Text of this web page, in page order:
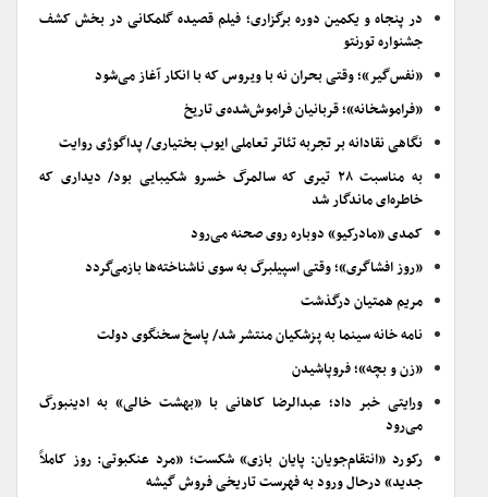
در پنجاه و یکمین دوره برگزاری؛ فیلم قصیده گلمکانی در بخش کشف
جشنواره تورنتو
«نفس‌گیر»؛ وقتی بحران نه با ویروس که با انکار آغاز می‌شود
«فراموشخانه»؛ قربانیان فراموش‌شده‌ی تاریخ
نگاهی نقادانه بر تجربه تئاتر تعاملی ایوب بختیاری/ پداگوژی روایت
به مناسبت ۲۸ تیری که سالمرگ خسرو شکیبایی بود/ دیداری که
خاطره‌ای ماندگار شد
کمدی «مادرکیو» دوباره روی صحنه می‌رود
«روز افشاگری»؛ وقتی اسپیلبرگ به سوی ناشناخته‌ها بازمی‌گردد
مریم همتیان درگذشت
نامه خانه سینما به پزشکیان منتشر شد/ پاسخ سخنگوی دولت
«زن و بچه»؛ فروپاشیدن
ورایتی خبر داد؛ عبدالرضا کاهانی با «بهشت خالی» به ادینبورگ
می‌رود
رکورد «انتقام‌جویان: پایان بازی» شکست؛ «مرد عنکبوتی: روز کاملاً
جدید» درحال ورود به فهرست تاریخی فروش گیشه